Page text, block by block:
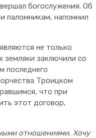
богослужения. Об
паломникам, напомнил
не только
земляки заключили со
последнего
Троицком
что при
этот договор,
отношениями. Хочу